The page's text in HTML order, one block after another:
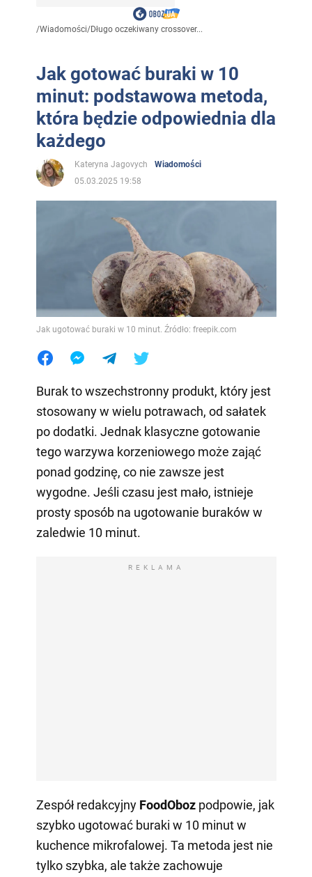
/Wiadomości/Długo oczekiwany crossover...
Jak gotować buraki w 10
minut: podstawowa metoda,
która będzie odpowiednia dla
każdego
Kateryna Jagovych
Wiadomości
05.03.2025 19:58
Jak ugotować buraki w 10 minut. Źródło: freepik.com
Burak to wszechstronny produkt, który jest
stosowany w wielu potrawach, od sałatek
po dodatki. Jednak klasyczne gotowanie
tego warzywa korzeniowego może zająć
ponad godzinę, co nie zawsze jest
wygodne. Jeśli czasu jest mało, istnieje
prosty sposób na ugotowanie buraków w
zaledwie 10 minut.
REKLAMA
Zespół redakcyjny FoodOboz podpowie, jak
szybko ugotować buraki w 10 minut w
kuchence mikrofalowej. Ta metoda jest nie
tylko szybka, ale także zachowuje